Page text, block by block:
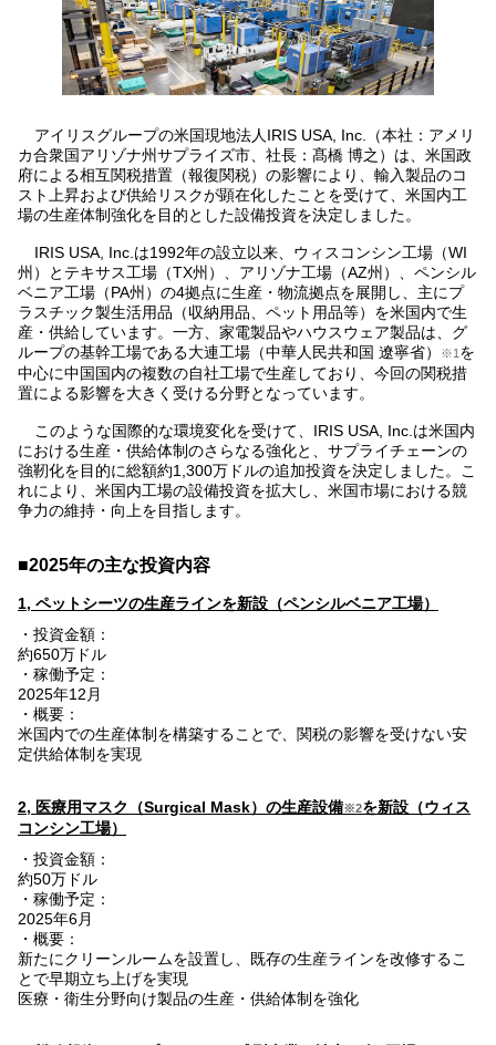
アイリスグループの米国現地法人IRIS USA, Inc.（本社：アメリ
カ合衆国アリゾナ州サプライズ市、社長：髙橋 博之）は、米国政
府による相互関税措置（報復関税）の影響により、輸入製品のコ
スト上昇および供給リスクが顕在化したことを受けて、米国内工
場の生産体制強化を目的とした設備投資を決定しました。
IRIS USA, Inc.は1992年の設立以来、ウィスコンシン工場（WI
州）とテキサス工場（TX州）、アリゾナ工場（AZ州）、ペンシル
ベニア工場（PA州）の4拠点に生産・物流拠点を展開し、主にプ
ラスチック製生活用品（収納用品、ペット用品等）を米国内で生
産・供給しています。一方、家電製品やハウスウェア製品は、グ
ループの基幹工場である大連工場（中華人民共和国 遼寧省）
※1を
中心に中国国内の複数の自社工場で生産しており、今回の関税措
置による影響を大きく受ける分野となっています。
このような国際的な環境変化を受けて、IRIS USA, Inc.は米国内
における生産・供給体制のさらなる強化と、サプライチェーンの
強靭化を目的に総額約1,300万ドルの追加投資を決定しました。こ
れにより、米国内工場の設備投資を拡大し、米国市場における競
争力の維持・向上を目指します。
■2025年の主な投資内容
1, ペットシーツの生産ラインを新設（ペンシルベニア工場）
・投資金額：
約650万ドル
・稼働予定：
2025年12月
・概要：
米国内での生産体制を構築することで、関税の影響を受けない安
定供給体制を実現
2, 医療用マスク（Surgical Mask）の生産設備※2を新設（ウィス
コンシン工場）
・投資金額：
約50万ドル
・稼働予定：
2025年6月
・概要：
新たにクリーンルームを設置し、既存の生産ラインを改修するこ
とで早期立ち上げを実現
医療・衛生分野向け製品の生産・供給体制を強化